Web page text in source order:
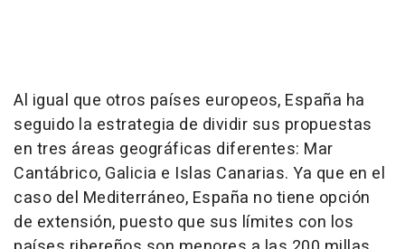
Al igual que otros países europeos, España ha
seguido la estrategia de dividir sus propuestas
en tres áreas geográficas diferentes: Mar
Cantábrico, Galicia e Islas Canarias. Ya que en el
caso del Mediterráneo, España no tiene opción
de extensión, puesto que sus límites con los